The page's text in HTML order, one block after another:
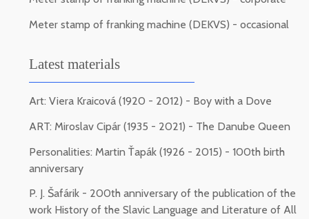
Meter stamp of franking machine (DEKVS) - occasional
Latest materials
Art: Viera Kraicová (1920 - 2012) - Boy with a Dove
ART: Miroslav Cipár (1935 - 2021) - The Danube Queen
Personalities: Martin Ťapák (1926 - 2015) - 100th birth
anniversary
P. J. Šafárik - 200th anniversary of the publication of the
work History of the Slavic Language and Literature of All